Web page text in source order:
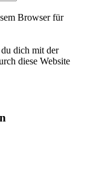
Browser für
dich mit der
diese Website